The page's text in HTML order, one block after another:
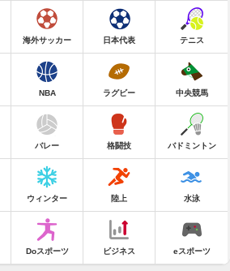
海外サッカー 日本代表 テニス
NBA ラグビー 中央競馬
バレー 格闘技 バドミントン
ウィンター 陸上 水泳
Doスポーツ ビジネス eスポーツ